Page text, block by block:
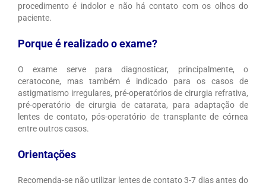
procedimento é indolor e não há contato com os olhos do
paciente.
Porque é realizado o exame?
O exame serve para diagnosticar, principalmente, o
ceratocone, mas também é indicado para os casos de
astigmatismo irregulares, pré-operatórios de cirurgia refrativa,
pré-operatório de cirurgia de catarata, para adaptação de
lentes de contato, pós-operatório de transplante de córnea
entre outros casos.
Orientações
Recomenda-se não utilizar lentes de contato 3-7 dias antes do